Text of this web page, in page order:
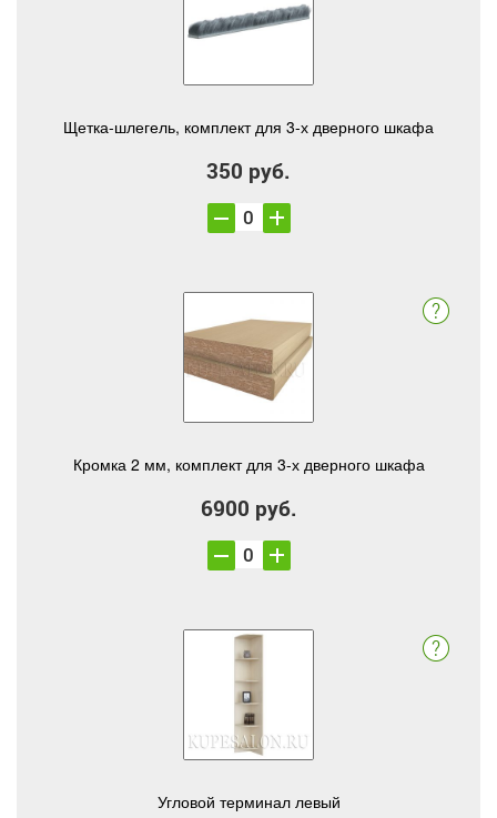
Щетка-шлегель, комплект для 3-х дверного шкафа
350 руб.
Кромка 2 мм, комплект для 3-х дверного шкафа
6900 руб.
Угловой терминал левый